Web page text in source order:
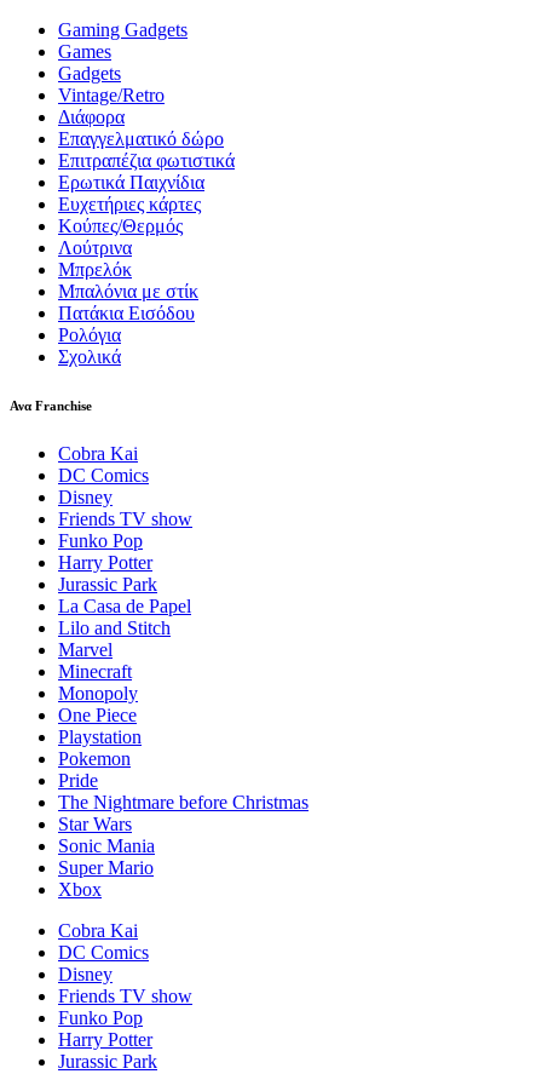
Gaming Gadgets
Games
Gadgets
Vintage/Retro
Διάφορα
Επαγγελματικό δώρο
Επιτραπέζια φωτιστικά
Ερωτικά Παιχνίδια
Ευχετήριες κάρτες
Κούπες/Θερμός
Λούτρινα
Μπρελόκ
Μπαλόνια με στίκ
Πατάκια Εισόδου
Ρολόγια
Σχολικά
Ανα Franchise
Cobra Kai
DC Comics
Disney
Friends TV show
Funko Pop
Harry Potter
Jurassic Park
La Casa de Papel
Lilo and Stitch
Marvel
Minecraft
Monopoly
One Piece
Playstation
Pokemon
Pride
The Nightmare before Christmas
Star Wars
Sonic Mania
Super Mario
Xbox
Cobra Kai
DC Comics
Disney
Friends TV show
Funko Pop
Harry Potter
Jurassic Park